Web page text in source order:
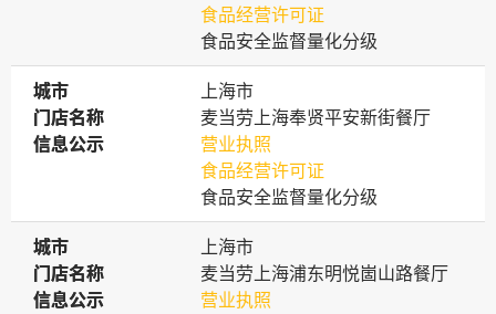
食品经营许可证
食品安全监督量化分级
城市
城市
上海市
门店名称
门店名称
麦当劳上海奉贤平安新街餐厅
信息公示
信息公示
营业执照
食品经营许可证
食品安全监督量化分级
城市
城市
上海市
门店名称
门店名称
麦当劳上海浦东明悦崮山路餐厅
信息公示
信息公示
营业执照